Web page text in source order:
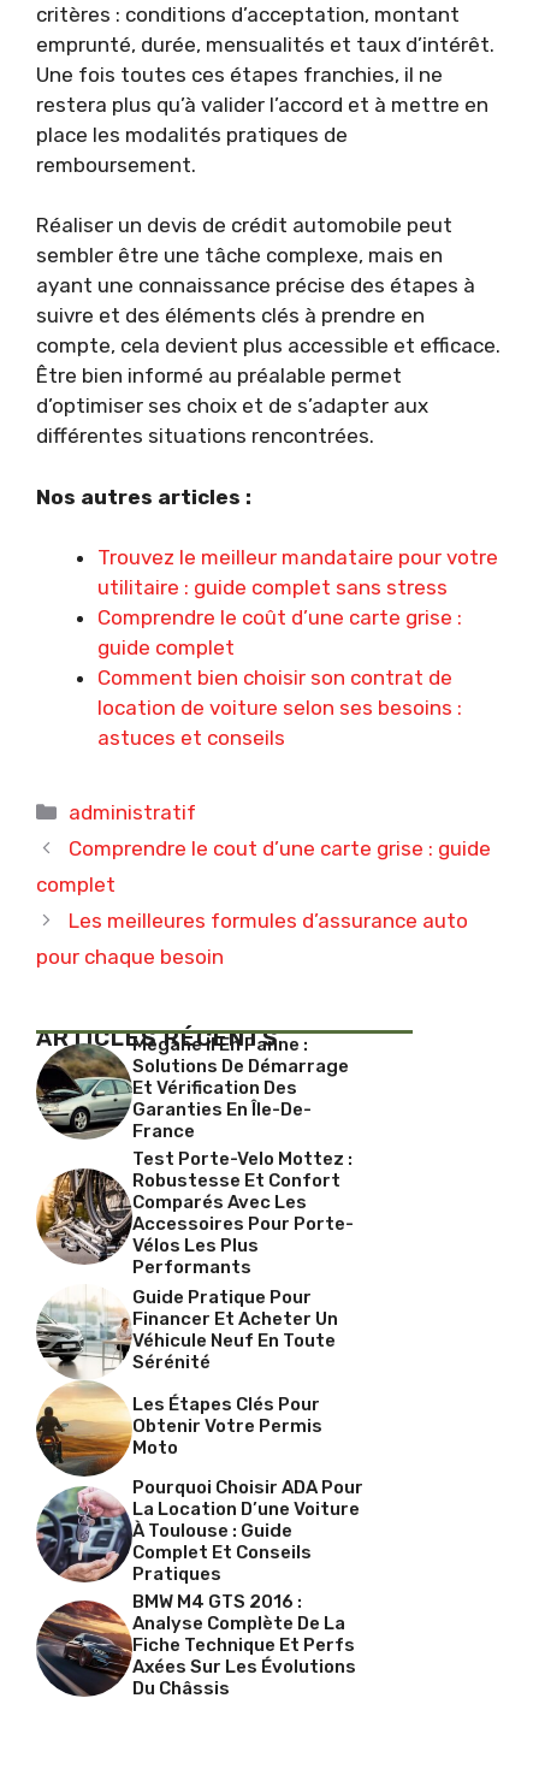
critères : conditions d’acceptation, montant
emprunté, durée, mensualités et taux d’intérêt.
Une fois toutes ces étapes franchies, il ne
restera plus qu’à valider l’accord et à mettre en
place les modalités pratiques de
remboursement.
Réaliser un devis de crédit automobile peut
sembler être une tâche complexe, mais en
ayant une connaissance précise des étapes à
suivre et des éléments clés à prendre en
compte, cela devient plus accessible et efficace.
Être bien informé au préalable permet
d’optimiser ses choix et de s’adapter aux
différentes situations rencontrées.
Nos autres articles :
Trouvez le meilleur mandataire pour votre
utilitaire : guide complet sans stress
Comprendre le coût d’une carte grise :
guide complet
Comment bien choisir son contrat de
location de voiture selon ses besoins :
astuces et conseils
Catégories
administratif
Comprendre le cout d’une carte grise : guide
complet
Les meilleures formules d’assurance auto
pour chaque besoin
ARTICLES RÉCENTS
Megane II En Panne :
Solutions De Démarrage
Et Vérification Des
Garanties En Île-De-
France
Test Porte-Velo Mottez :
Robustesse Et Confort
Comparés Avec Les
Accessoires Pour Porte-
Vélos Les Plus
Performants
Guide Pratique Pour
Financer Et Acheter Un
Véhicule Neuf En Toute
Sérénité
Les Étapes Clés Pour
Obtenir Votre Permis
Moto
Pourquoi Choisir ADA Pour
La Location D’une Voiture
À Toulouse : Guide
Complet Et Conseils
Pratiques
BMW M4 GTS 2016 :
Analyse Complète De La
Fiche Technique Et Perfs
Axées Sur Les Évolutions
Du Châssis